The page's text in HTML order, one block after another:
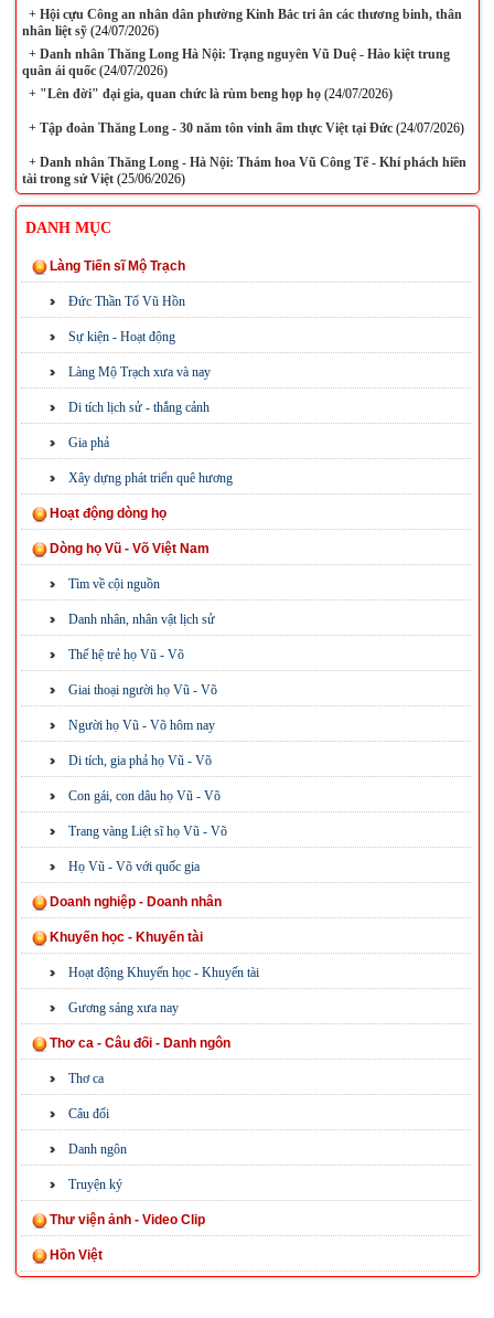
+Hội cựu Công an nhân dân phường Kinh Bắc tri ân các thương binh, thân
nhân liệt sỹ(24/07/2026)
+Danh nhân Thăng Long Hà Nội: Trạng nguyên Vũ Duệ - Hào kiệt trung
quân ái quốc(24/07/2026)
+"Lên đời" đại gia, quan chức là rùm beng họp họ(24/07/2026)
+Tập đoàn Thăng Long - 30 năm tôn vinh ẩm thực Việt tại Đức(24/07/2026)
+Danh nhân Thăng Long - Hà Nội: Thám hoa Vũ Công Tể - Khí phách hiền
tài trong sử Việt(25/06/2026)
DANH MỤC
Làng Tiến sĩ Mộ Trạch
Đức Thần Tổ Vũ Hồn
Sự kiện - Hoạt động
Làng Mộ Trạch xưa và nay
Di tích lịch sử - thắng cảnh
Gia phả
Xây dựng phát triển quê hương
Hoạt động dòng họ
Dòng họ Vũ - Võ Việt Nam
Tìm về cội nguồn
Danh nhân, nhân vật lịch sử
Thế hệ trẻ họ Vũ - Võ
Giai thoại người họ Vũ - Võ
Người họ Vũ - Võ hôm nay
Di tích, gia phả họ Vũ - Võ
Con gái, con dâu họ Vũ - Võ
Trang vàng Liệt sĩ họ Vũ - Võ
Họ Vũ - Võ với quốc gia
Doanh nghiệp - Doanh nhân
Khuyến học - Khuyến tài
Hoạt động Khuyến học - Khuyến tài
Gương sáng xưa nay
Thơ ca - Câu đối - Danh ngôn
Thơ ca
Câu đối
Danh ngôn
Truyện ký
Thư viện ảnh - Video Clip
Hồn Việt